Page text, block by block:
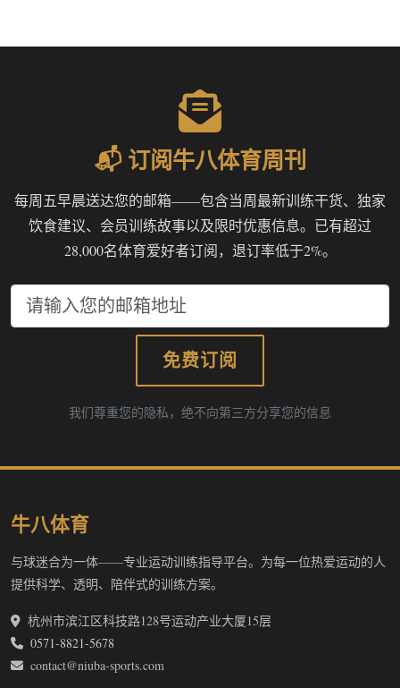
📬 订阅牛八体育周刊
每周五早晨送达您的邮箱——包含当周最新训练干货、独家
饮食建议、会员训练故事以及限时优惠信息。已有超过
28,000名体育爱好者订阅，退订率低于2%。
免费订阅
我们尊重您的隐私，绝不向第三方分享您的信息
牛八体育
与球迷合为一体——专业运动训练指导平台。为每一位热爱运动的人
提供科学、透明、陪伴式的训练方案。
杭州市滨江区科技路128号运动产业大厦15层
0571-8821-5678
contact@niuba-sports.com